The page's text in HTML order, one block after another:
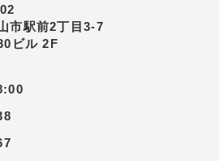
市駅前2丁目3-7
ビル 2F